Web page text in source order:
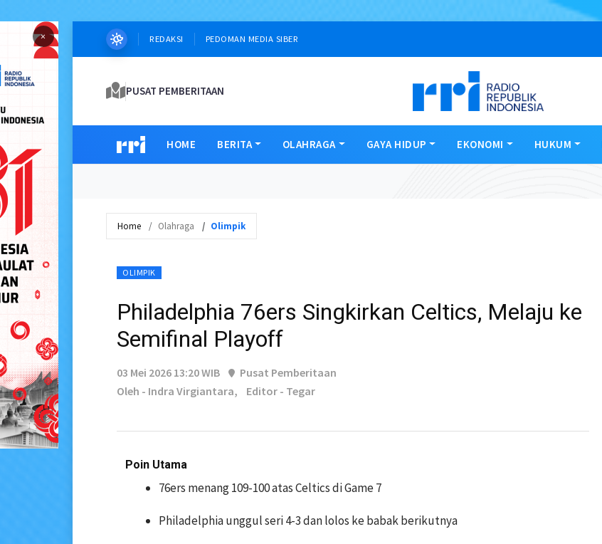
× REDAKSI PEDOMAN MEDIA SIBER
PUSAT PEMBERITAAN
HOME BERITA OLAHRAGA GAYA HIDUP EKONOMI HUKUM
Home Olahraga Olimpik
OLIMPIK
Philadelphia 76ers Singkirkan Celtics, Melaju ke
Semifinal Playoff
03 Mei 2026 13:20 WIB
Pusat Pemberitaan
Oleh - Indra Virgiantara,
Editor - Tegar
Poin Utama
76ers menang 109-100 atas Celtics di Game 7
Philadelphia unggul seri 4-3 dan lolos ke babak berikutnya